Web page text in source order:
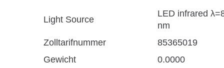
Light Source
LED infrared
nm
Zolltarifnummer
85365019
Gewicht
0.0000